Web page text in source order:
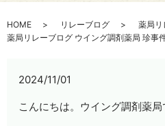
HOME リレーブログ
薬局リ
薬局リレーブログ ウイング調剤薬局 珍事
2024/11/01
こんにちは。ウイング調剤薬局